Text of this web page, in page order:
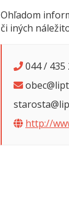
Ohľadom
či iných
044 / 435
http://